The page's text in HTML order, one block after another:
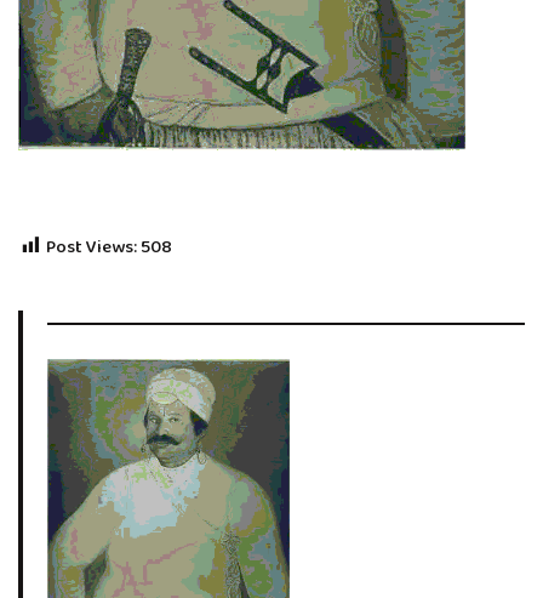
Post Views:508